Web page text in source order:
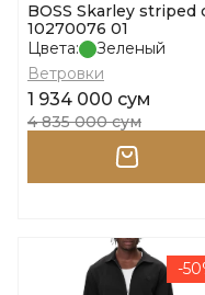
BOSS Skarley striped
10270076 01
Цвета:
Зеленый
Ветровки
1 934 000 сум
4 835 000 сум
-